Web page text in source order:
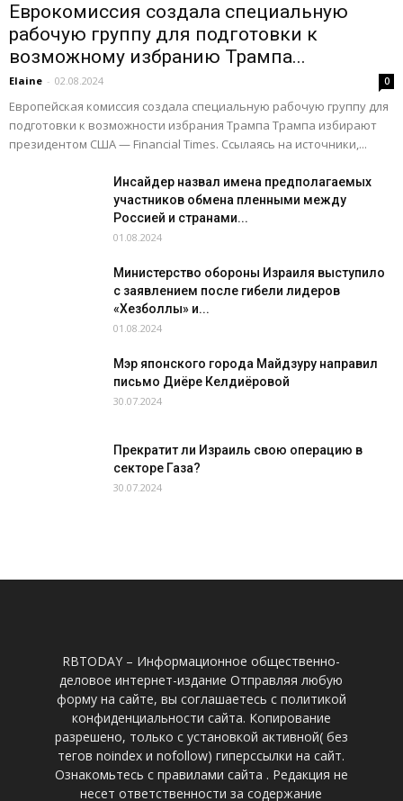
Еврокомиссия создала специальную
рабочую группу для подготовки к
возможному избранию Трампа...
Elaine - 02.08.2024 0
Европейская комиссия создала специальную рабочую группу для
подготовки к возможности избрания Трампа Трампа избирают
президентом США — Financial Times. Ссылаясь на источники,...
Инсайдер назвал имена предполагаемых
участников обмена пленными между
Россией и странами...
01.08.2024
Министерство обороны Израиля выступило
с заявлением после гибели лидеров
«Хезболлы» и...
01.08.2024
Мэр японского города Майдзуру направил
письмо Диёре Келдиёровой
30.07.2024
Прекратит ли Израиль свою операцию в
секторе Газа?
30.07.2024
RBTODAY – Информационное общественно-
деловое интернет-издание Отправляя любую
форму на сайте, вы соглашаетесь с политикой
конфиденциальности сайта. Копирование
разрешено, только с установкой активной( без
тегов noindex и nofollow) гиперссылки на сайт.
Ознакомьтесь с правилами сайта . Редакция не
несет ответственности за содержание